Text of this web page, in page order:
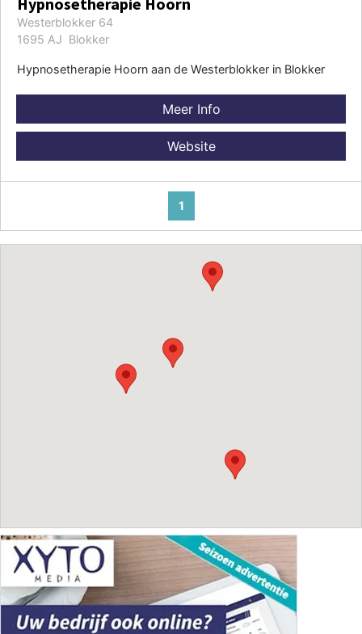
Westerblokker 64
1695 AJ Blokker
Hypnosetherapie Hoorn aan de Westerblokker in Blokker
Meer Info
Website
1